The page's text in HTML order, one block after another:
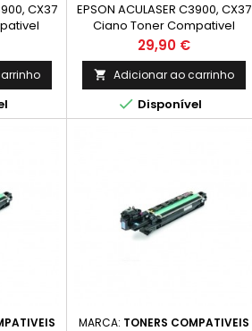
CX37
EPSON ACULASER C3900, CX37
Ciano Toner Compativel
C13S050592 Capacidade.
6.000k
Preço
29,90 €
 Adicionar ao carrinho
 Disponível
MARCA: TONERS COMPATIVEIS